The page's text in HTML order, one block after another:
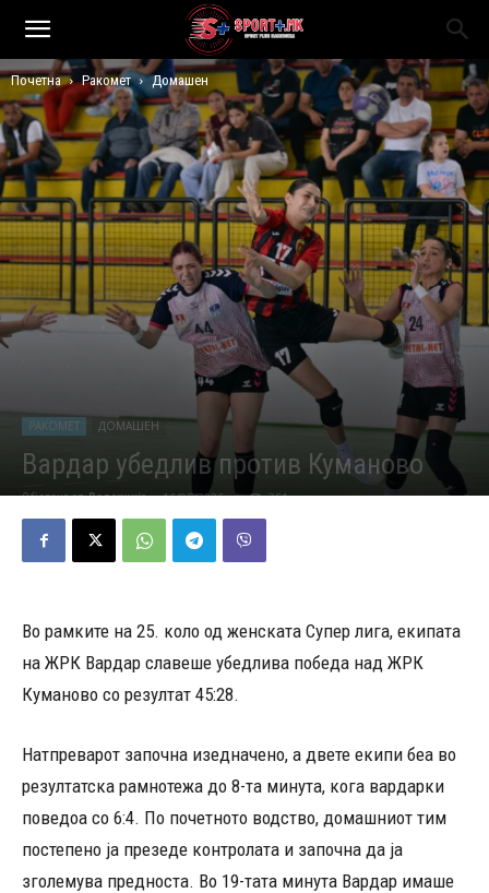
Почетна Ракомет Домашен
РАКОМЕТ ДОМАШЕН
Вардар убедлив против Куманово
Објавено од Редакција - 16/05/2026 351
Во рамките на 25. коло од женската Супер лига, екипата
на ЖРК Вардар славеше убедлива победа над ЖРК
Куманово со резултат 45:28.
Натпреварот започна изедначено, а двете екипи беа во
резултатска рамнотежа до 8-та минута, кога вардарки
поведоа со 6:4. По почетното водство, домашниот тим
постепено ја презеде контролата и започна да ја
зголемува предноста. Во 19-тата минута Вардар имаше